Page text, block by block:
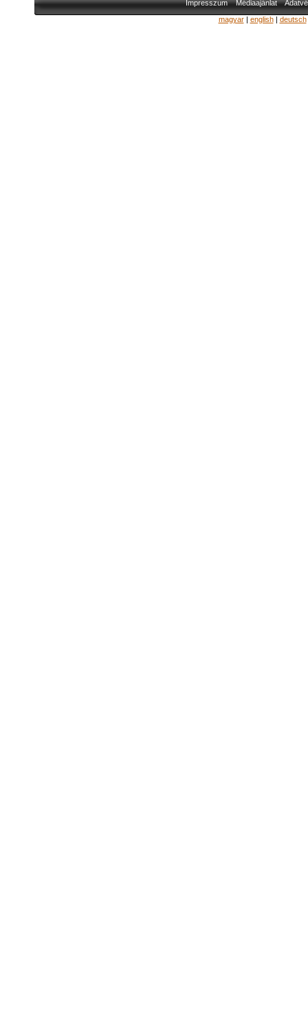
Impresszum Médiaajánlat
magyar| english| deutsch